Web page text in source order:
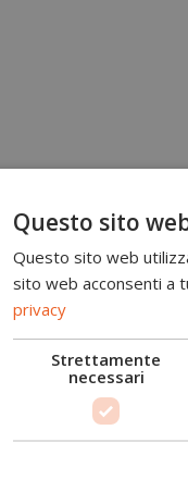
Questo sito
Questo sito web
sito web acconsenti a
privacy
Strettamente
necessari